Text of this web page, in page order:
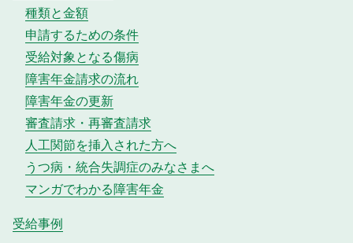
種類と金額
申請するための条件
受給対象となる傷病
障害年金請求の流れ
障害年金の更新
審査請求・再審査請求
人工関節を挿入された方へ
うつ病・統合失調症のみなさまへ
マンガでわかる障害年金
受給事例